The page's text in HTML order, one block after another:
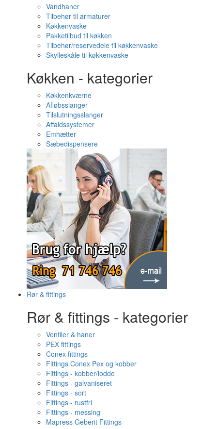
Vandhaner
Tilbehør til armaturer
Køkkenvaske
Pakketilbud til køkken
Tilbehør/reservedele til køkkenvaske
Skylleskåle til køkkenvaske
Køkken - kategorier
Køkkenkværne
Afløbsslanger
Tilslutningsslanger
Affaldssystemer
Emhætter
Sæbedispensere
Rør & fittings
Rør & fittings - kategorier
Ventiler & haner
PEX fittings
Conex fittings
Fittings Conex Pex og kobber
Fittings - kobber/lodde
Fittings - galvaniseret
Fittings - sort
Fittings - rustfri
Fittings - messing
Mapress Geberit Fittings